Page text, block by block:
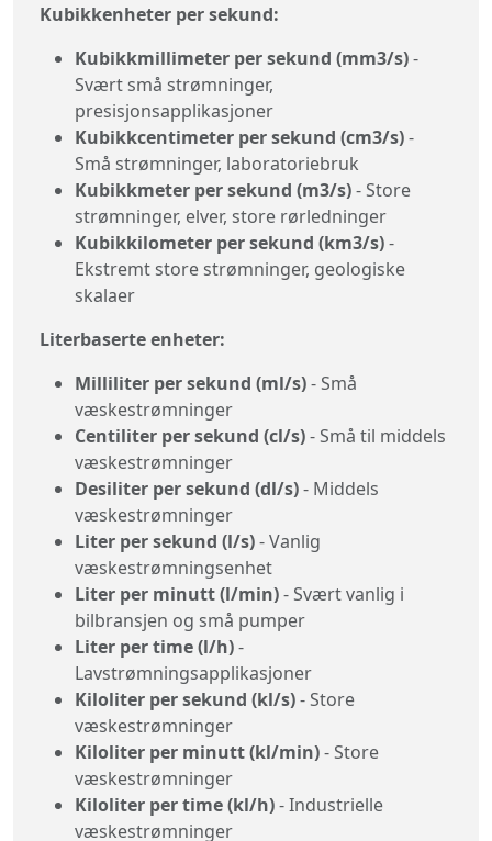
Kubikkenheter per sekund:
Kubikkmillimeter per sekund (mm3/s)-
Svært små strømninger,
presisjonsapplikasjoner
Kubikkcentimeter per sekund (cm3/s)-
Små strømninger, laboratoriebruk
Kubikkmeter per sekund (m3/s)- Store
strømninger, elver, store rørledninger
Kubikkilometer per sekund (km3/s)-
Ekstremt store strømninger, geologiske
skalaer
Literbaserte enheter:
Milliliter per sekund (ml/s)- Små
væskestrømninger
Centiliter per sekund (cl/s)- Små til middels
væskestrømninger
Desiliter per sekund (dl/s)- Middels
væskestrømninger
Liter per sekund (l/s)- Vanlig
væskestrømningsenhet
Liter per minutt (l/min)- Svært vanlig i
bilbransjen og små pumper
Liter per time (l/h)-
Lavstrømningsapplikasjoner
Kiloliter per sekund (kl/s)- Store
væskestrømninger
Kiloliter per minutt (kl/min)- Store
væskestrømninger
Kiloliter per time (kl/h)- Industrielle
væskestrømninger